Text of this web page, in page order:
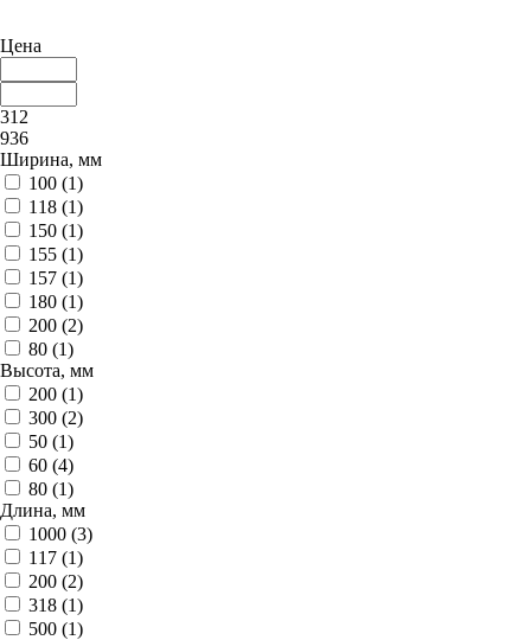
Цена
312
936
Ширина, мм
100 (1)
118 (1)
150 (1)
155 (1)
157 (1)
180 (1)
200 (2)
80 (1)
Высота, мм
200 (1)
300 (2)
50 (1)
60 (4)
80 (1)
Длина, мм
1000 (3)
117 (1)
200 (2)
318 (1)
500 (1)